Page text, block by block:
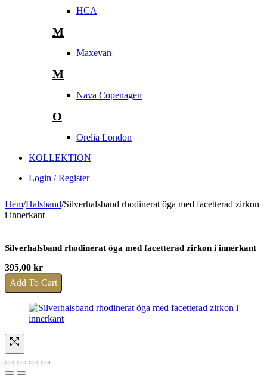
HCA
M
Maxevan
M
Nava Copenagen
O
Orelia London
KOLLEKTION
Login / Register
Hem/Halsband/Silverhalsband rhodinerat öga med facetterad zirkon
i innerkant
Silverhalsband rhodinerat öga med facetterad zirkon i innerkant
395,00 kr
Add To Cart